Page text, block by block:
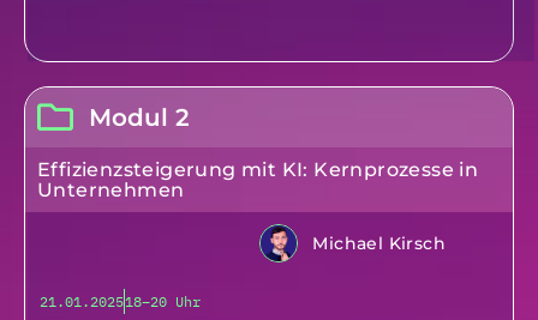
Modul 2
Effizienzsteigerung mit KI: Kernprozesse in
Unternehmen
21.01.202518–20 Uhr
Michael Kirsch